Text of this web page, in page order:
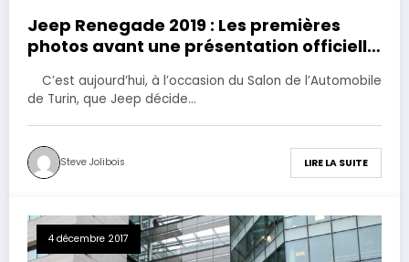
Jeep Renegade 2019 : Les premières
photos avant une présentation officielle
C’est aujourd’hui, à l’occasion du Salon de l’Automobile
de Turin, que Jeep décide…
Steve Jolibois LIRE LA SUITE
4 décembre 2017